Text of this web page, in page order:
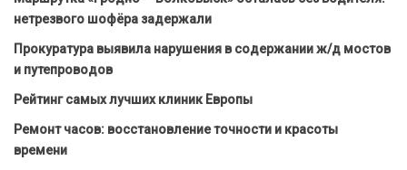
нетрезвого шофёра задержали
Прокуратура выявила нарушения в содержании ж/д мостов
и путепроводов
Рейтинг самых лучших клиник Европы
Ремонт часов: восстановление точности и красоты
времени